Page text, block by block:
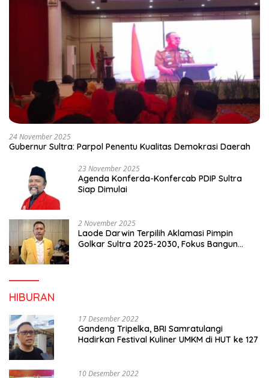
24 November 2025
Gubernur Sultra: Parpol Penentu Kualitas Demokrasi Daerah
23 November 2025
Agenda Konferda-Konfercab PDIP Sultra
Siap Dimulai
2 November 2025
Laode Darwin Terpilih Aklamasi Pimpin
Golkar Sultra 2025-2030, Fokus Bangun
HIBURAN
17 Desember 2022
Gandeng Tripelka, BRI Samratulangi
Hadirkan Festival Kuliner UMKM di HUT ke 127
10 Desember 2022